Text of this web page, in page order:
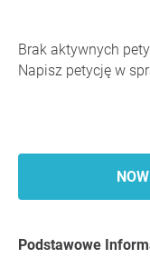
Brak aktywnych
Napisz petycję w
Podstawowe